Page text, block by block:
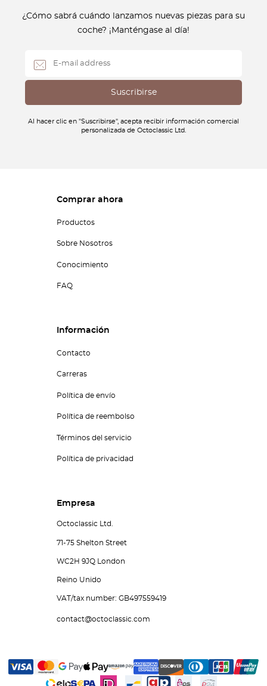
¿Cómo sabrá cuándo lanzamos nuevas piezas para su
coche? ¡Manténgase al día!
Al hacer clic en "Suscribirse", acepta recibir información comercial
personalizada de Octoclassic Ltd.
Comprar ahora
Productos
Sobre Nosotros
Conocimiento
FAQ
Información
Contacto
Carreras
Política de envío
Política de reembolso
Términos del servicio
Política de privacidad
Empresa
Octoclassic Ltd.
71-75 Shelton Street
WC2H 9JQ London
Reino Unido
VAT/tax number: GB497559419
contact@octoclassic.com